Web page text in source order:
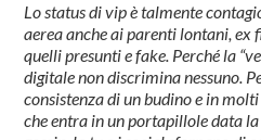
Lo status di vip è talmente
aerea anche ai parenti lontani, ex
quelli presunti e fake. Perché la
digitale non discrimina nessuno.
consistenza di un budino e in
che entra in un portapillole data